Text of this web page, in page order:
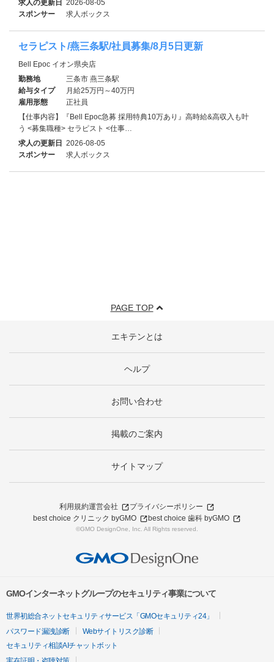
求人の更新日 2026-08-05
スポンサー
求人ボックス
セラピスト/燕三条駅/社員募集/8月5日更新
Bell Epoc イオン県央店
勤務地
三条市 燕三条駅
給与タイプ
月給25万円～40万円
雇用形態
正社員
【仕事内容】『Bell Epoc急募 採用特典10万あり』高時給&高収入も叶
う <募集職種> セラピスト <仕事…
求人の更新日 2026-08-05
スポンサー
求人ボックス
PAGE TOP
エキテンとは
ヘルプ
お問い合わせ
掲載のご案内
サイトマップ
利用規約運営会社
プライバシーポリシー
best choice クリニック byGMO
best choice 歯科 byGMO
©GMO DesignOne, Inc. All Rights reserved.
GMOインターネットグループのセキュリティ事業について
世界初総合ネットセキュリティサービス「GMOセキュリティ24」
パスワード漏洩診断
Webサイトリスク診断
セキュリティ相談AIチャットボット